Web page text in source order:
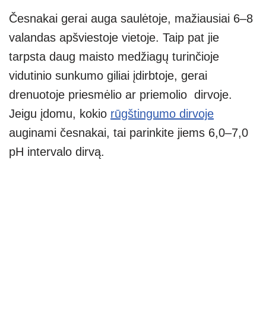
Česnakai gerai auga saulėtoje, mažiausiai 6–8
valandas apšviestoje vietoje. Taip pat jie
tarpsta daug maisto medžiagų turinčioje
vidutinio sunkumo giliai įdirbtoje, gerai
drenuotoje priesmėlio ar priemolio dirvoje.
Jeigu įdomu, kokio rūgštingumo dirvoje
auginami česnakai, tai parinkite jiems 6,0–7,0
pH intervalo dirvą.